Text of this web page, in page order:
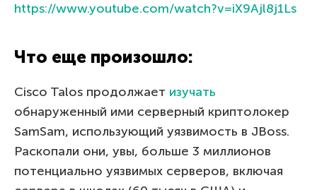
https://www.youtube.com/watch?v=iX9Ajl8j1Ls
Что еще произошло:
Cisco Talos продолжает изучать
обнаруженный ими серверный криптолокер
SamSam, использующий уязвимость в JBoss.
Раскопали они, увы, больше 3 миллионов
потенциально уязвимых серверов, включая